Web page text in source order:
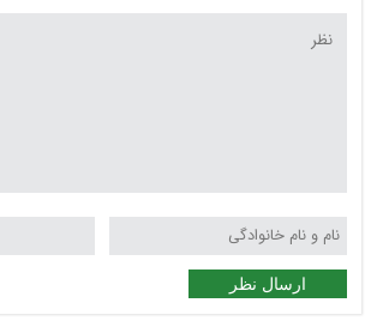
ارسال نظر